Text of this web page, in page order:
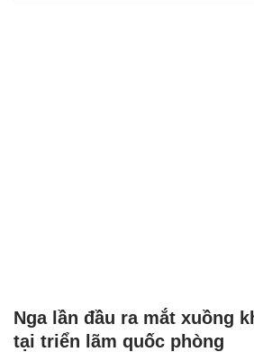
Nga lần đầu ra mắt xuồng
tại triển lãm quốc phòng